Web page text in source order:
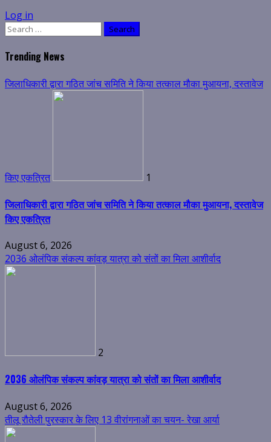
Log in
Search
Trending News
जिलाधिकारी द्वारा गठित जांच समिति ने किया तत्काल मौका मुआयना, दस्तावेज
किए एकत्रित 1
जिलाधिकारी द्वारा गठित जांच समिति ने किया तत्काल मौका मुआयना, दस्तावेज
किए एकत्रित
August 6, 2026
2036 ओलंपिक संकल्प कांवड़ यात्रा को संतों का मिला आशीर्वाद
2
2036 ओलंपिक संकल्प कांवड़ यात्रा को संतों का मिला आशीर्वाद
August 6, 2026
तीलू रौतेली पुरस्कार के लिए 13 वीरांगनाओं का चयन- रेखा आर्या